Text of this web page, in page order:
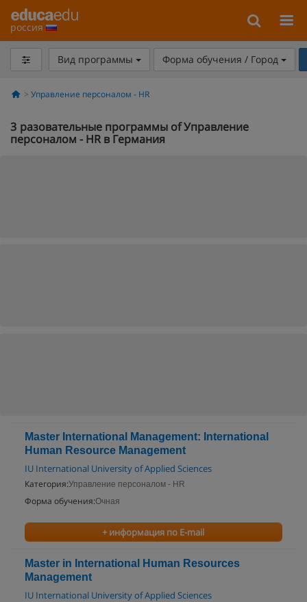
россия
Вид программы Форма обучения / Город
Управление персоналом - HR
3 разовательные программы of Управление
персоналом - HR в Германия
Master International Management: International
Human Resource Management
IU International University of Applied Sciences
Категория:Управление персоналом - HR
Форма обучения:Очная
+ информация по E-mail
Master in International Human Resources
Management
IU International University of Applied Sciences